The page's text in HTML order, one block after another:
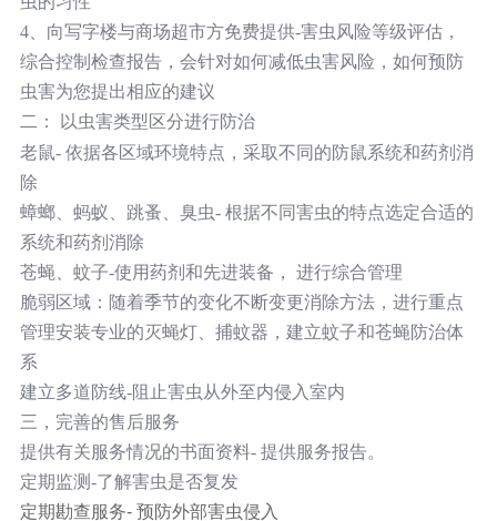
4、向写字楼与商场超市方免费提供-害虫风险等级评估，
综合控制检查报告，会针对如何减低虫害风险，如何预防
虫害为您提出相应的建议
二： 以虫害类型区分进行防治
老鼠- 依据各区域环境特点，采取不同的防鼠系统和药剂消
除
蟑螂、蚂蚁、跳蚤、臭虫- 根据不同害虫的特点选定合适的
系统和药剂消除
苍蝇、蚊子-使用药剂和先进装备， 进行综合管理
脆弱区域：随着季节的变化不断变更消除方法，进行重点
管理安装专业的灭蝇灯、捕蚊器，建立蚊子和苍蝇防治体
系
建立多道防线-阻止害虫从外至内侵入室内
三，完善的售后服务
提供有关服务情况的书面资料- 提供服务报告。
定期监测-了解害虫是否复发
定期勘查服务- 预防外部害虫侵入